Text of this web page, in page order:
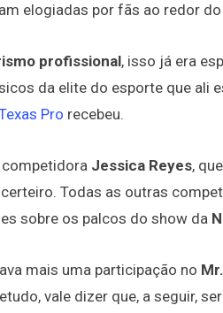
elogiadas por fãs ao redor
profissional, isso já era
da elite do esporte que ali
Pro recebeu.
Jessica Reyes,
Todas as outras
sobre os palcos do show da
mais uma participação no
vale dizer que, a seguir,